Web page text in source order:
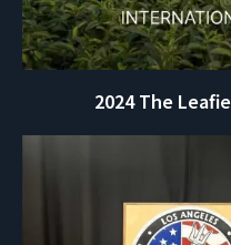
2024 The